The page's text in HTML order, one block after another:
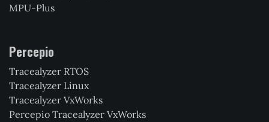
MPU-Plus
Percepio
Tracealyzer RTOS
Tracealyzer Linux
Tracealyzer VxWorks
Percepio Tracealyzer VxWorks